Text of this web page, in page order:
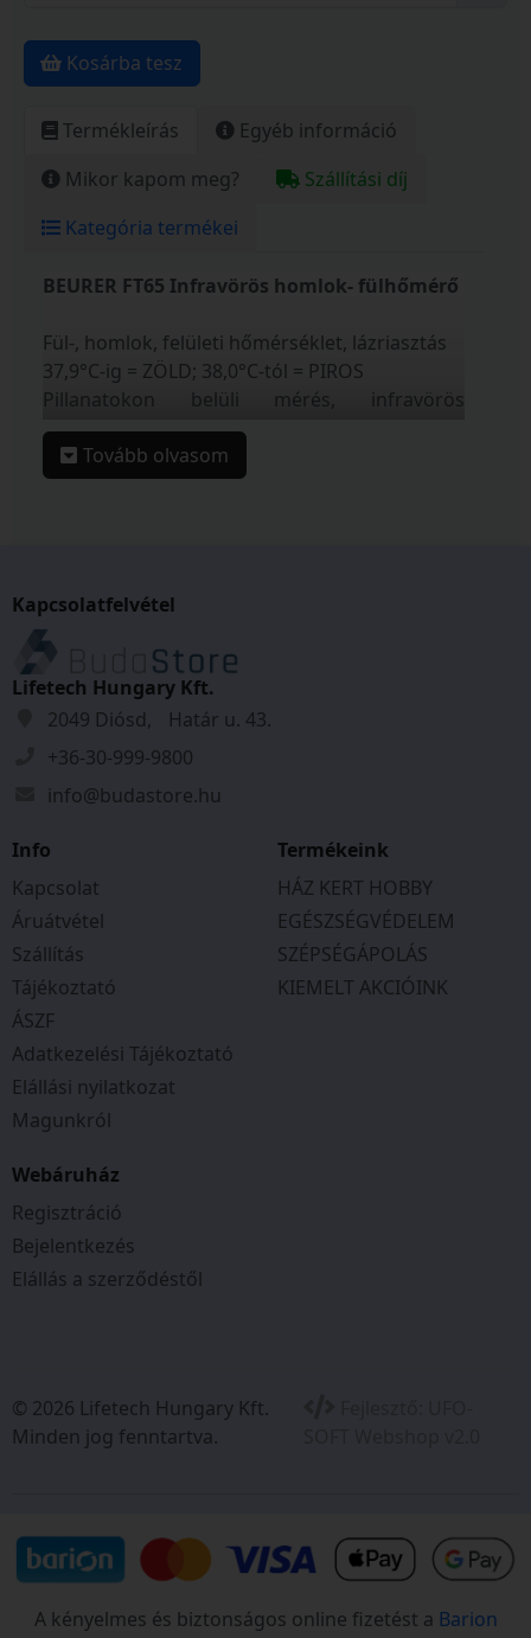
Kosárba tesz
Termékleírás
Egyéb információ
Mikor kapom meg?
Szállítási díj
Kategória termékei
BEURER FT65 Infravörös homlok- fülhőmérő
Fül-, homlok, felületi hőmérséklet, lázriasztás
37,9°C-ig = ZÖLD; 38,0°C-tól = PIROS
Pillanatokon belüli mérés, infravörös
méréstechnika
Optikai lázriasztás
Kijelzés °C és °F-ban
Fertőtleníthető
Mérési pontosság:
Homlok: ± 0,3°C: 34-43°C (± 0,5 °F: 93, 2 – 109,6
°F
Fül: ± 0, 2°C: 35,5 - 42°C (± 0,4 °F: 95.9 – 107,6 °F)
% 30°C (86 °F) esetén
10 memóriahely dátummal és idővel
Gyógyászati termék
Nagy kijelző
Tovább olvasom
Kapcsolatfelvétel
Lifetech Hungary Kft.
2049 Diósd, Határ u. 43.
+36-30-999-9800
info@budastore.hu
Info
Kapcsolat
Áruátvétel
Szállítás
Tájékoztató
ÁSZF
Adatkezelési Tájékoztató
Elállási nyilatkozat
Magunkról
Termékeink
HÁZ KERT HOBBY
EGÉSZSÉGVÉDELEM
SZÉPSÉGÁPOLÁS
KIEMELT AKCIÓINK
Webáruház
Regisztráció
Bejelentkezés
Elállás a szerződéstől
© 2026 Lifetech Hungary Kft.
Minden jog fenntartva.
A kényelmes és biztonságos online fizetést a Barion